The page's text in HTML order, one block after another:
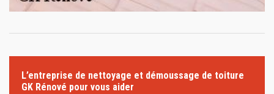
L’entreprise de nettoyage et démoussage de toiture
GK Rénové pour vous aider